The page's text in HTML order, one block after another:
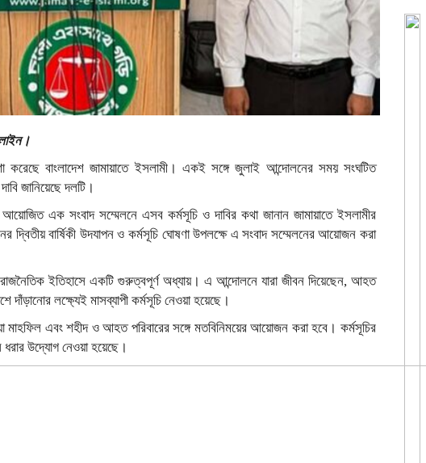
করেছে বাংলাদেশ জামায়াতে ইসলামী। একই সঙ্গে জুলাই আন্দোলনের সময় সংঘটিত
জানিয়েছে দলটি।
এক সংবাদ সম্মেলনে এসব কর্মসূচি ও দাবির কথা জানান জামায়াতে ইসলামীর
বার্ষিকী উদযাপন ও কর্মসূচি ঘোষণা উপলক্ষে এ সংবাদ সম্মেলনের আয়োজন করা
ইতিহাসে একটি গুরুত্বপূর্ণ অধ্যায়। এ আন্দোলনে যারা জীবন দিয়েছেন, আহত
দাঁড়ানোর লক্ষ্যেই মাসব্যাপী কর্মসূচি নেওয়া হয়েছে।
মাহফিল এবং শহীদ ও আহত পরিবারের সঙ্গে মতবিনিময়ের আয়োজন করা হবে। কর্মসূচির
উদ্যোগ নেওয়া হয়েছে।